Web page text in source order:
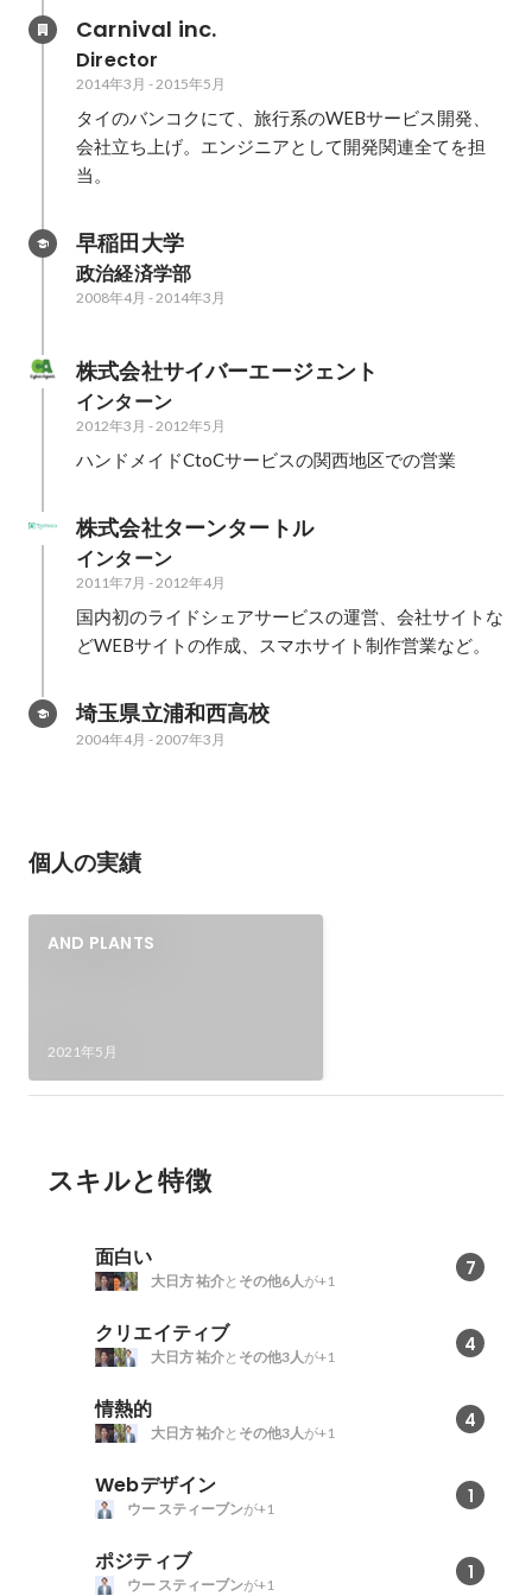
Carnival inc.
Director
2014年3月 -2015年5月
タイのバンコクにて、旅行系のWEBサービス開発、
会社立ち上げ。エンジニアとして開発関連全てを担
当。
早稲田大学
政治経済学部
2008年4月 -2014年3月
株式会社サイバーエージェント
インターン
2012年3月 -2012年5月
ハンドメイドCtoCサービスの関西地区での営業
株式会社ターンタートル
インターン
2011年7月 -2012年4月
国内初のライドシェアサービスの運営、会社サイトな
どWEBサイトの作成、スマホサイト制作営業など。
埼玉県立浦和西高校
2004年4月 -2007年3月
個人の実績
AND PLANTS
2021年5月
スキルと特徴
面白い 7
大日方 祐介と その他6人が+1
クリエイティブ 4
大日方 祐介と その他3人が+1
情熱的 4
大日方 祐介と その他3人が+1
Webデザイン 1
ウー スティーブンが+1
ポジティブ 1
ウー スティーブンが+1